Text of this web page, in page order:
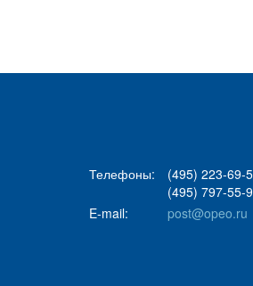
Телефоны:
(495) 223-69-
(495) 797-55-
E-mail:
post@opeo.ru